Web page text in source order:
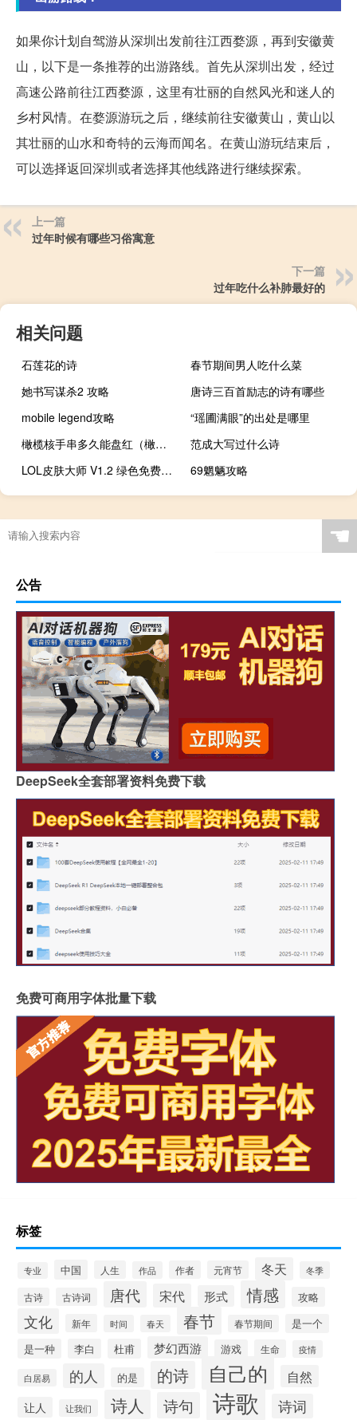
如果你计划自驾游从深圳出发前往江西婺源，再到安徽黄
山，以下是一条推荐的出游路线。首先从深圳出发，经过
高速公路前往江西婺源，这里有壮丽的自然风光和迷人的
乡村风情。在婺源游玩之后，继续前往安徽黄山，黄山以
其壮丽的山水和奇特的云海而闻名。在黄山游玩结束后，
可以选择返回深圳或者选择其他线路进行继续探索。
上一篇
过年时候有哪些习俗寓意
下一篇
过年吃什么补肺最好的
相关问题
石莲花的诗
春节期间男人吃什么菜
她书写谋杀2 攻略
唐诗三百首励志的诗有哪些
mobile legend攻略
“瑶圃满眼”的出处是哪里
橄榄核手串多久能盘红（橄榄核手串）
范成大写过什么诗
LOL皮肤大师 V1.2 绿色免费版（LOL皮肤大师 V1.2 绿色免费版功能简介）
69魍魉攻略
☚
公告
DeepSeek全套部署资料免费下载
免费可商用字体批量下载
标签
专业 中国 人生 作品 作者 元宵节 冬天 冬季
古诗 古诗词 唐代 宋代 形式 情感 攻略
文化 新年 时间 春天 春节 春节期间 是一个
是一种 李白 杜甫 梦幻西游 游戏 生命 疫情
白居易 的人 的是 的诗 自己的 自然
让人 让我们 诗人 诗句 诗歌 诗词